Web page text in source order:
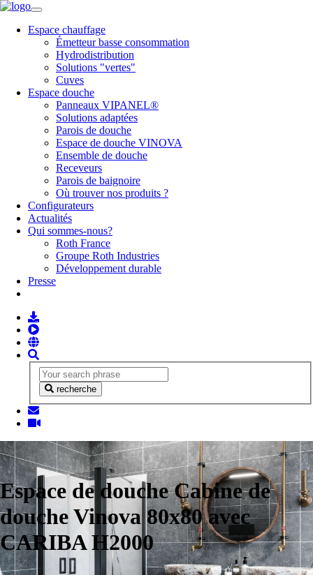
Espace chauffage
Émetteur basse consommation
Hydrodistribution
Solutions "vertes"
Cuves
Espace douche
Panneaux VIPANEL®
Solutions adaptées
Parois de douche
Espace de douche VINOVA
Ensemble de douche
Receveurs
Parois de baignoire
Où trouver nos produits ?
Configurateurs
Actualités
Qui sommes-nous?
Roth France
Groupe Roth Industries
Développement durable
Presse
recherche
Espace de douche Cabine de
douche Vinova 80x80 avec
CARIBA H2000